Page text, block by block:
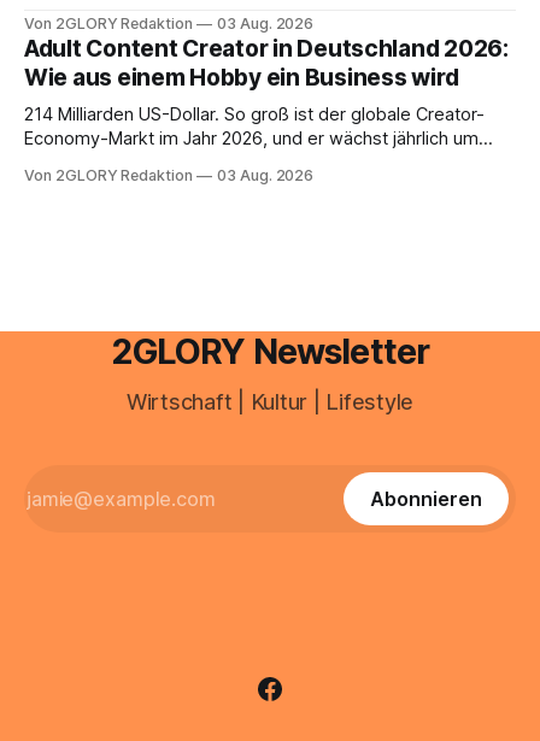
Drogerie – mehr ist zeitlich oft nicht drin. Dabei reagiert die
Haut empfindlich auf Stress, Schlafmangel und
Umwelteinflüsse: Sie wirkt müde, spannt oder neigt zu
Unreinheiten. Professionelle
Von 2GLORY Redaktion 03 Aug. 2026
Adult Content Creator in Deutschland 2026:
Wie aus einem Hobby ein Business wird
214 Milliarden US-Dollar. So groß ist der globale Creator-
Economy-Markt im Jahr 2026, und er wächst jährlich um
ist längst ein ernstzunehmender Wirtschaftszweig. Weltweit
Von 2GLORY Redaktion 03 Aug. 2026
2GLORY Newsletter
Wirtschaft | Kultur | Lifestyle
Abonnieren